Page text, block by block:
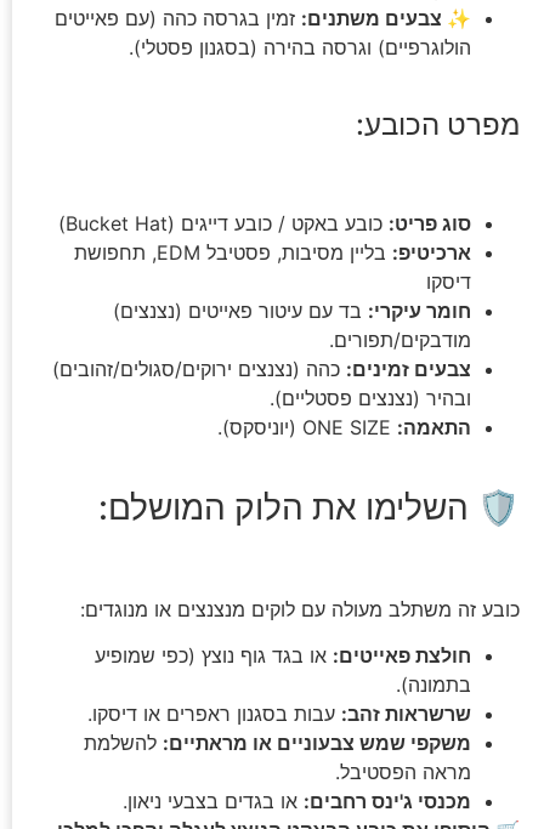
✨ צבעים משתנים: זמין בגרסה כהה (עם פאייטים
הולוגרפיים) וגרסה בהירה (בסגנון פסטלי).
מפרט הכובע:
סוג פריט: כובע באקט / כובע דייגים (Bucket Hat)
ארכיטיפ:
בליין מסיבות, פסטיבל EDM, תחפושת
דיסקו
חומר עיקרי: בד עם עיטור פאייטים (נצנצים)
מודבקים/תפורים.
צבעים זמינים: כהה (נצנצים ירוקים/סגולים/זהובים)
ובהיר (נצנצים פסטליים).
התאמה:
🛡️ השלימו את הלוק המושלם:
כובע זה משתלב מעולה עם לוקים מנצנצים או מנוגדים:
חולצת פאייטים: או בגד גוף נוצץ (כפי שמופיע
בתמונה).
שרשראות זהב: עבות בסגנון ראפרים או דיסקו.
משקפי שמש צבעוניים או מראתיים: להשלמת
מראה הפסטיבל.
מכנסי ג'ינס רחבים: או בגדים בצבעי ניאון.